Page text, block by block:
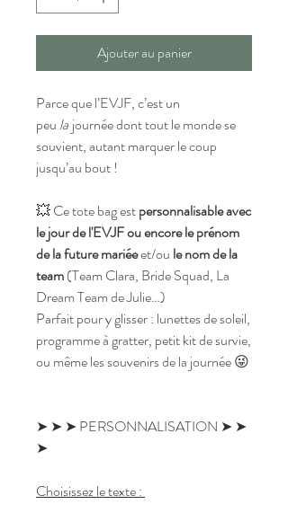
Ajouter au panier
Parce que l’EVJF, c’est un
peu la journée dont tout le monde se
souvient, autant marquer le coup
jusqu’au bout !
💥 Ce tote bag estpersonnalisable avec
le jour de l'EVJF ou encore le prénom
de la future mariéeet/ou le nom de la
team(Team Clara, Bride Squad, La
Dream Team de Julie…)
Parfait pour y glisser : lunettes de soleil,
programme à gratter, petit kit de survie,
ou même les souvenirs de la journée 😜
➤ ➤ ➤ PERSONNALISATION ➤ ➤
➤
Choisissez le texte :